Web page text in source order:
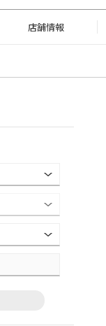
店舗情報